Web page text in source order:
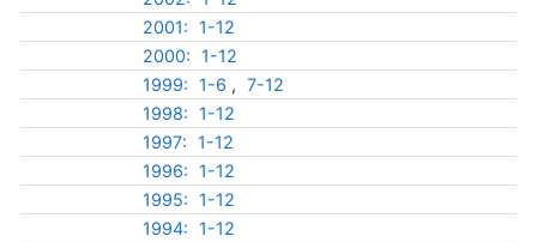
2001:
1-12
2000:
1-12
1999:
1-6 , 7-12
1998:
1-12
1997:
1-12
1996:
1-12
1995:
1-12
1994:
1-12